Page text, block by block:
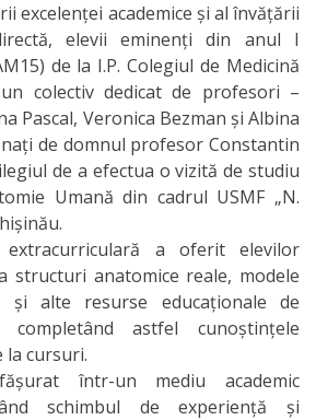
de
de
excelenței academice și al învățării
elevii eminenți din anul I
de la I.P. Colegiul de Medicină
colectiv dedicat de profesori –
Pascal, Veronica Bezman și Albina
de domnul profesor Constantin
de a efectua o vizită de studiu
Umană din cadrul USMF „N.
extracurriculară a oferit elevilor
structuri anatomice reale, modele
și alte resurse educaționale de
completând astfel cunoștințele
la cursuri.
într-un mediu academic
schimbul de experiență și